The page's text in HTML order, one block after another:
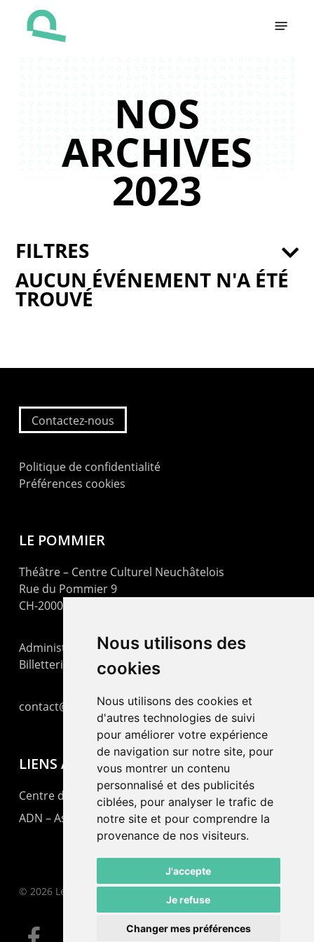
Nous utilisons des
cookies
Nous utilisons des cookies et
d'autres technologies de suivi
pour améliorer votre expérience
de navigation sur notre site, pour
vous montrer un contenu
personnalisé et des publicités
ciblées, pour analyser le trafic de
notre site et pour comprendre la
provenance de nos visiteurs.
J'accepte
Je refuse
Changer mes préférences
NOS
ARCHIVES
2023
AUCUN ÉVÉNEMENT N'A ÉTÉ
TROUVÉ
FILTRES
Contactez-nous
Politique de confidentialité
Préférences cookies
LE POMMIER
Théâtre – Centre Culturel Neuchâtelois
Rue du Pommier 9
CH-2000 Neuchâtel
Administration : +41 32 725 03 03
Billetterie : +41 32 725 05 05
contact@lepommier.ch
LIENS AMIS
Centre de culture ABC
ADN – Association Danse Neuchâtel
© 2026 Le Pommier.
facebook email